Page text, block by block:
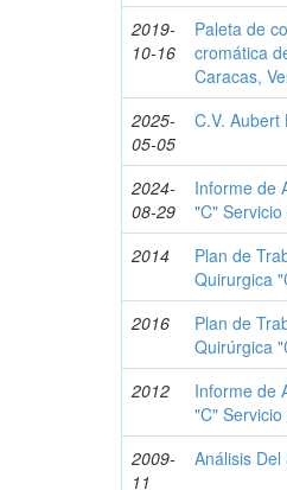
2019-
10-16
Paleta de
cromática
Caracas,
2025-
05-05
C.V. Aubert
2024-
08-29
Informe de
"C"
2014
Plan de
Quirurgica
2016
Plan de
Quirúrgica
2012
Informe de
"C"
2009-
11
Análisis